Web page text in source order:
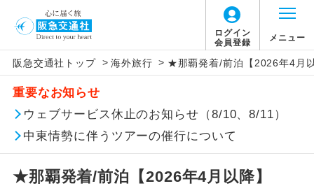
ログイン
会員登録
メニュー
阪急交通社トップ > 海外旅行 > ★那覇発着/前泊【2026年4月
重要なお知らせ
ウェブサービス休止のお知らせ（8/10、8/11）
中東情勢に伴うツアーの催行について
★那覇発着/前泊【2026年4月以降】
旅行代金に燃油サーチャージは含まれており
ません。別途お支払いが必要となります。
目安：134,530円（2026/06/30現在）
※上記の燃油サーチャージは変更になる場合
があります。
旅行代金に、以下の料金は含まれておりませ
ん。別途お支払が必要となります。
【日本国内空港施設使用料】
成田国際空港
大人（12歳以上）2,460円、子供（2歳以上12
このツアーは以下の出発地から追加代金でご参
加いただけます。
※リクエスト受付の場合、ご手配の可否は後日回答さ
せていただきます。
追加代金にて各地発着ありとは
アイコン 説明
添乗員同行
往路出発空港（駅）から復路到着空港
（駅）まで同行します。
現地到着後、現地係員が同行しお世話い
たします。